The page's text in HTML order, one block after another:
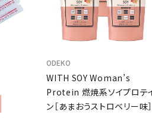
ODEKO
WITH SOY Woman’s
Protein 燃焼系ソイプロテ
ン［あまおうストロベリー味］